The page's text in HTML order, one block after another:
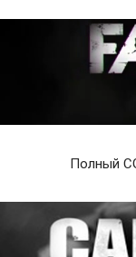
Полный